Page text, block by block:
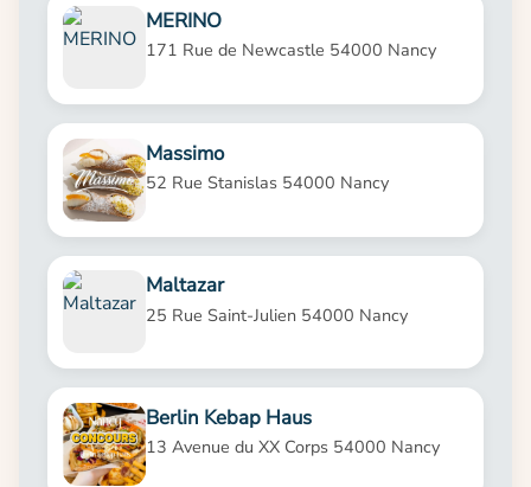
MERINO
171 Rue de Newcastle 54000 Nancy
Massimo
52 Rue Stanislas 54000 Nancy
Maltazar
25 Rue Saint-Julien 54000 Nancy
Berlin Kebap Haus
13 Avenue du XX Corps 54000 Nancy